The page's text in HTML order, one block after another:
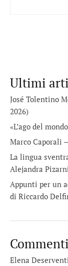
Ultimi
José Tolentino
2026)
«L’ago del
Marco Caporali
La lingua
Alejandra
Appunti per un
di Riccardo
Elena